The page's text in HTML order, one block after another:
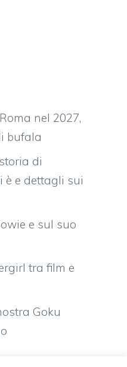
nel 2027,
bufala
di
è e dettagli sui
e sul suo
tra film e
Goku